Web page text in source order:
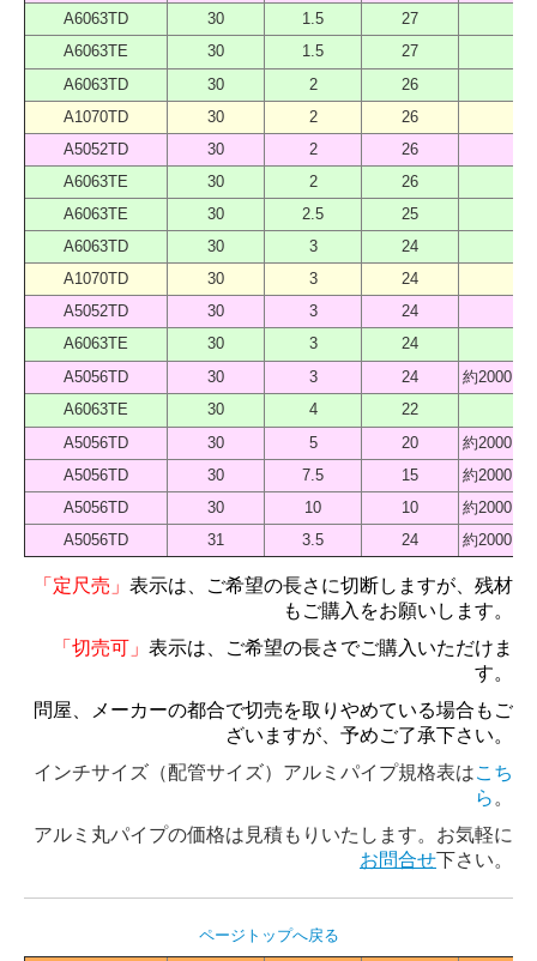
A6063TD 30 1.5 27
A6063TE
30 1.5 27
A6063TD
30 2 26
A1070TD
30 2 26
A5052TD
30 2 26
A6063TE
30 2 26
A6063TE
30 2.5 25
A6063TD
30 3 24
A1070TD
30 3 24
A5052TD
30 3 24
A6063TE
30 3 24
A5056TD
30 3 24
約2000 （
A6063TE
30 4 22
A5056TD
30 5 20
約2000 （
A5056TD
30 7.5 15
約2000 （
A5056TD
30 10 10
約2000 （
A5056TD
31 3.5 24 約2000 （
「定尺売」 表示は、ご希望の長さに切断しますが、残材
もご購入をお願いします。
「切売可」 表示は、ご希望の長さでご購入いただけま
す。
問屋、メーカーの都合で切売を取りやめている場合もご
ざいますが、予めご了承下さい。
インチサイズ（配管サイズ）アルミパイプ規格表はこち
ら 。
アルミ丸パイプの価格は見積もりいたします。お気軽に
お問合せ下さい。
ページトップへ戻る